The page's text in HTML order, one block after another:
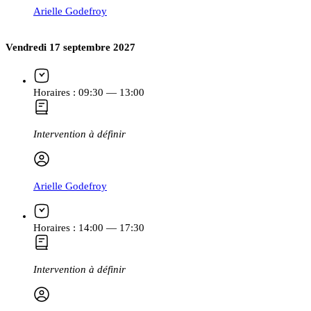
Arielle Godefroy
Vendredi 17 septembre 2027
Horaires : 09:30 — 13:00
Intervention à définir
Arielle Godefroy
Horaires : 14:00 — 17:30
Intervention à définir